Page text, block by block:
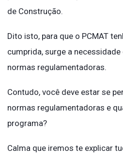
de Construção.
Dito isto, para que o PCMAT
cumprida, surge a
normas regulamentadoras.
Contudo, você deve estar se
normas regulamentadoras e
programa?
Calma que iremos te explicar